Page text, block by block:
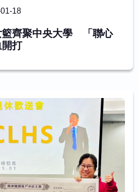
18
籃齊聚中央大學 「聯心
打